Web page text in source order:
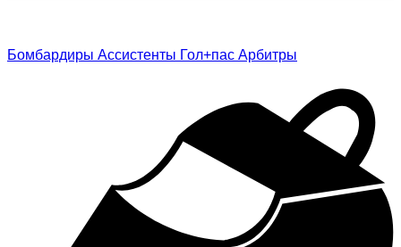
Бомбардиры Ассистенты Гол+пас Арбитры